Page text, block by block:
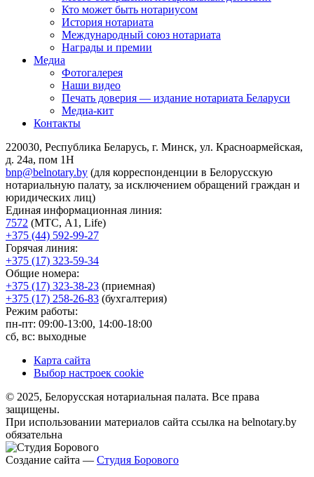
Кто может быть нотариусом
История нотариата
Международный союз нотариата
Награды и премии
Медиа
Фотогалерея
Наши видео
Печать доверия — издание нотариата Беларуси
Медиа-кит
Контакты
220030, Республика Беларусь, г. Минск, ул. Красноармейская,
д. 24а, пом 1Н
bnp@belnotary.by (для корреспонденции в Белорусскую
нотариальную палату, за исключением обращений граждан и
юридических лиц)
Единая информационная линия:
7572 (МТС, A1, Life)
+375 (44) 592-99-27
Горячая линия:
+375 (17) 323-59-34
Общие номера:
+375 (17) 323-38-23 (приемная)
+375 (17) 258-26-83 (бухгалтерия)
Режим работы:
пн-пт: 09:00-13:00, 14:00-18:00
сб, вс: выходные
Карта сайта
Выбор настроек cookie
© 2025, Белорусская нотариальная палата. Все права
защищены.
При использовании материалов сайта ссылка на belnotary.by
обязательна
Создание сайта — Студия Борового